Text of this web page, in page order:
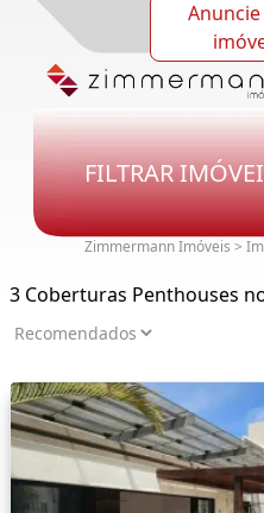
Anuncie
FILTRAR
Zimmermann Imóveis >
3 Coberturas Penthouses